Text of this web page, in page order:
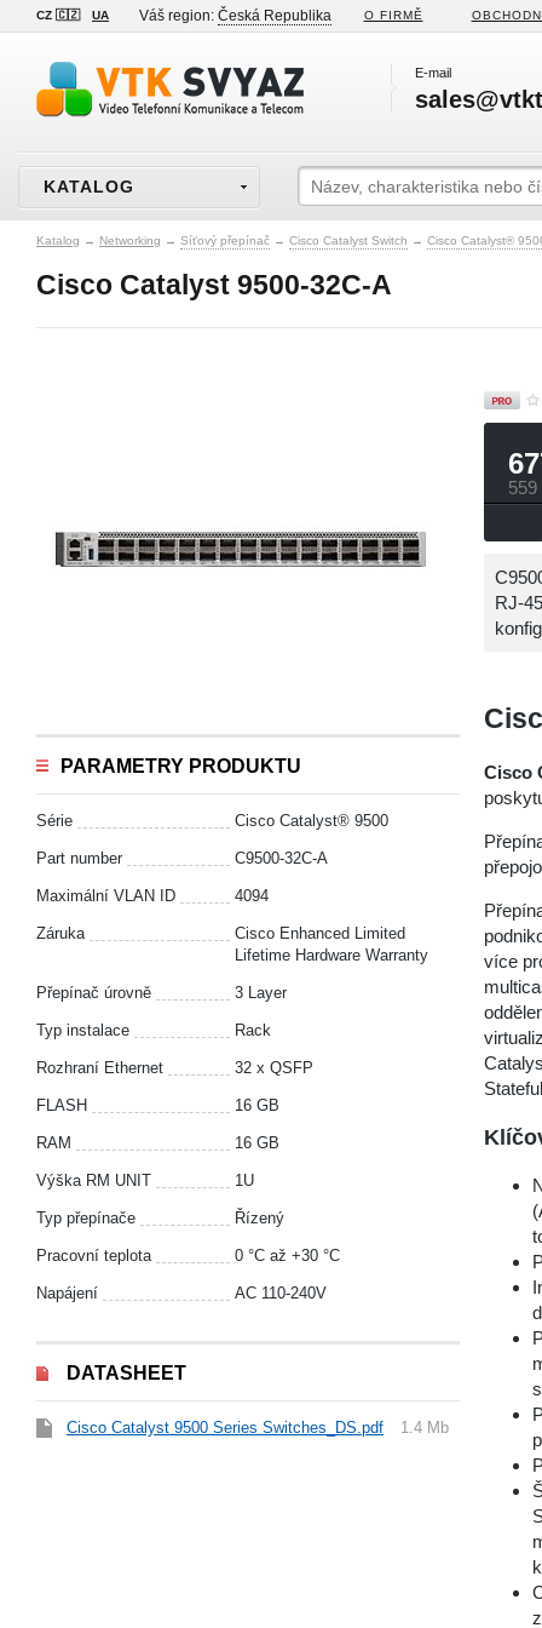
CZ 🇨🇿 UA Váš region: Česká Republika O FIRMĚ
E-mail
KATALOG
Katalog → Networking → Síťový přepínač → Cisco Catalyst Switch → Cisco Catalyst®
Cisco Catalyst 9500-32C-A
PARAMETRY PRODUKTU
Série Cisco Catalyst® 9500
Part number C9500-32C-A
Maximální VLAN ID 4094
Záruka
Cisco Enhanced Limited
Lifetime Hardware Warranty
Přepínač úrovně 3 Layer
Typ instalace Rack
Rozhraní Ethernet 32 x QSFP
FLASH 16 GB
RAM 16 GB
Výška RM UNIT 1U
Typ přepínače Řízený
Pracovní teplota 0 °С až +30 °С
Napájení AC 110-240V
DATASHEET
Cisco Catalyst 9500 Series Switches_DS.pdf 1.4 Mb
RJ-
Cisco
více